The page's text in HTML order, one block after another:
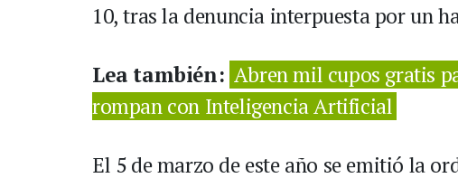
10, tras la denuncia interpuesta por un
Lea también: Abren mil cupos gratis
rompan con Inteligencia Artificial
El 5 de marzo de este año se emitió la